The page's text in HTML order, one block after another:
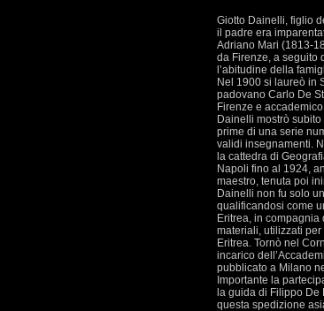
Giotto Dainelli, figlio
il padre era
Adriano Mari (1813-
da Firenze, a seguito
l’abitudine della
Nel 1900 si laureò in
padovano Carlo De
Firenze e
Dainelli mostrò
prime di una serie
validi insegnamenti.
la cattedra di
Napoli fino al 1924,
maestro, tenuta poi
Dainelli non fu solo
qualificandosi come
Eritrea, in
materiali, utilizzati
Eritrea. Tornò nel
incarico
pubblicato a Milano
Importante la
la guida di Filippo
questa spedizione